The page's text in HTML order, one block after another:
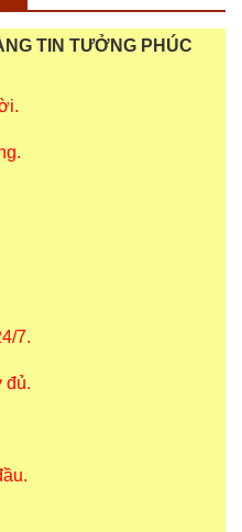
TIN TƯỞNG PHÚC
7.
đủ.